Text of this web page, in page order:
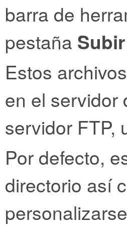
barra de
pestaña Subir
Estos
en el servidor
servidor FTP,
Por defecto,
directorio así